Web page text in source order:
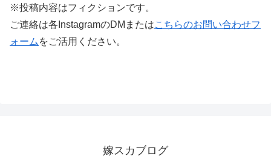
※投稿内容はフィクションです。
ご連絡は各InstagramのDMまたはこちらのお問い合わせフ
ォーム をご活用ください。
嫁スカブログ